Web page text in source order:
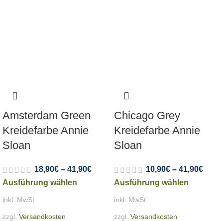
Amsterdam Green
Kreidefarbe Annie
Sloan
18,90€ – 41,90€
Ausführung wählen
inkl. MwSt.
zzgl. Versandkosten
Chicago Grey
Kreidefarbe Annie
Sloan
10,90€ – 41,90€
Ausführung wählen
inkl. MwSt.
zzgl. Versandkosten